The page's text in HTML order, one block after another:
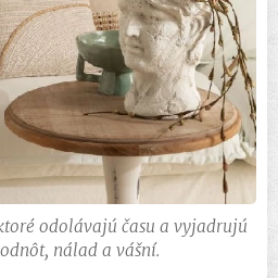
odolávajú času a vyjadrujú
nálad a vášní.